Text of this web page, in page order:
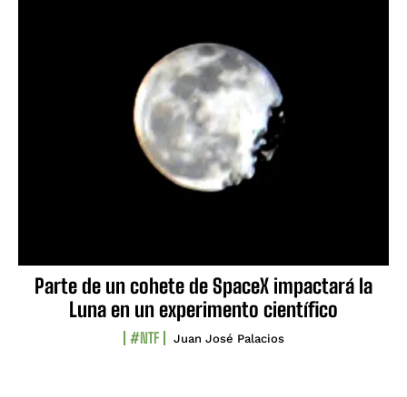
Parte de un cohete de SpaceX impactará la
Luna en un experimento científico
#NTF Juan José Palacios